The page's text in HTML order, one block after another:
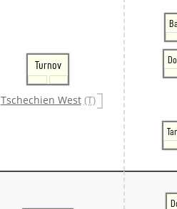
Turnov
Tschechien West (T)